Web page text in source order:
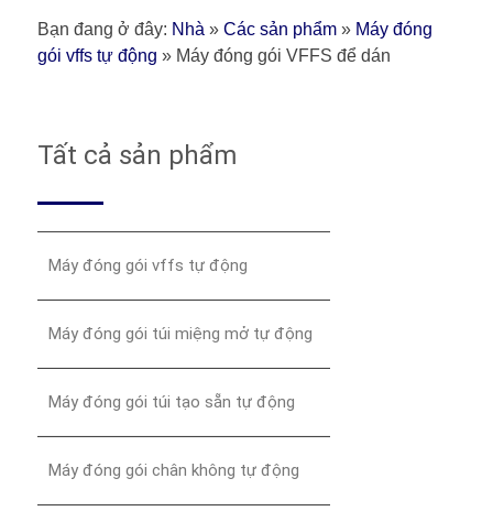
Bạn đang ở đây: Nhà » Các sản phẩm » Máy đóng
gói vffs tự động » Máy đóng gói VFFS để dán
Tất cả sản phẩm
Máy đóng gói vffs tự động
Máy đóng gói túi miệng mở tự động
Máy đóng gói túi tạo sẵn tự động
Máy đóng gói chân không tự động